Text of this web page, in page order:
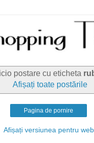
postare cu eticheta
Afișați toate postările
Pagina de pornire
Afișați versiunea pentru web